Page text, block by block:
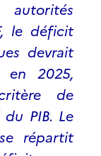
le déficit
devrait
2025,
de
PIB. Le
répartit